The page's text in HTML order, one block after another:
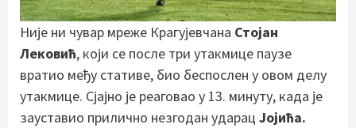
Није ни чувар мреже Крагујевчана Стојан
Лековић, који се после три утакмице паузе
вратио међу стативе, био беспослен у овом делу
утакмице. Сјајно је реаговао у 13. минуту, када је
зауставио прилично незгодан ударац Јојића.